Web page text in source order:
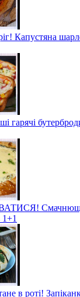
Капустяна
гарячі
Смачнюща
в роті!